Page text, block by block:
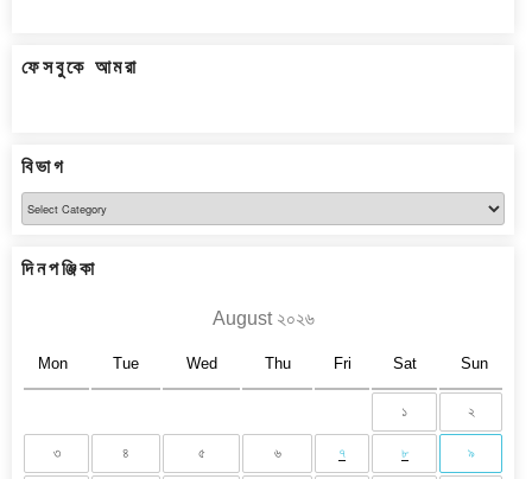
ফেসবুকে আমরা
বিভাগ
বিভাগ
দিনপঞ্জিকা
August ২০২৬
Mon Tue Wed Thu Fri Sat Sun
১ ২
৩ ৪ ৫ ৬ ৭ ৮ ৯